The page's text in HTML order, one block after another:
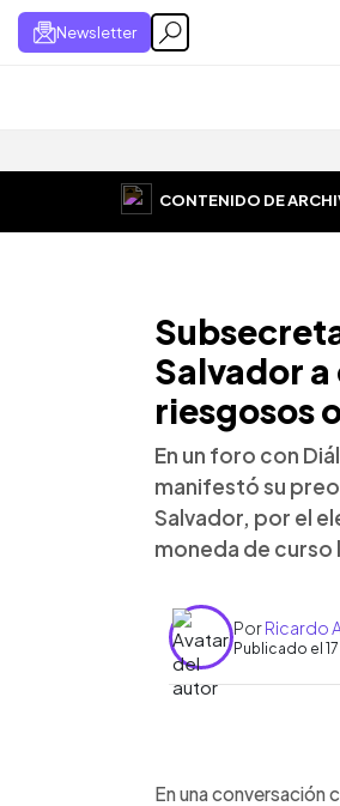
Newsletter
CONTENIDO DE
Salvador
riesgosos
En un foro con
manifestó su
Salvador, por el
moneda de curso
PorRicardo
Publicado el
En una conversación